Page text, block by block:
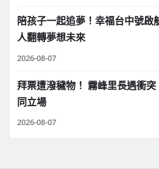
陪孩子一起追夢！幸福台中號啟
人翻轉夢想未來
2026-08-07
拜票遭潑穢物！ 霧峰里長遇衝
同立場
2026-08-07